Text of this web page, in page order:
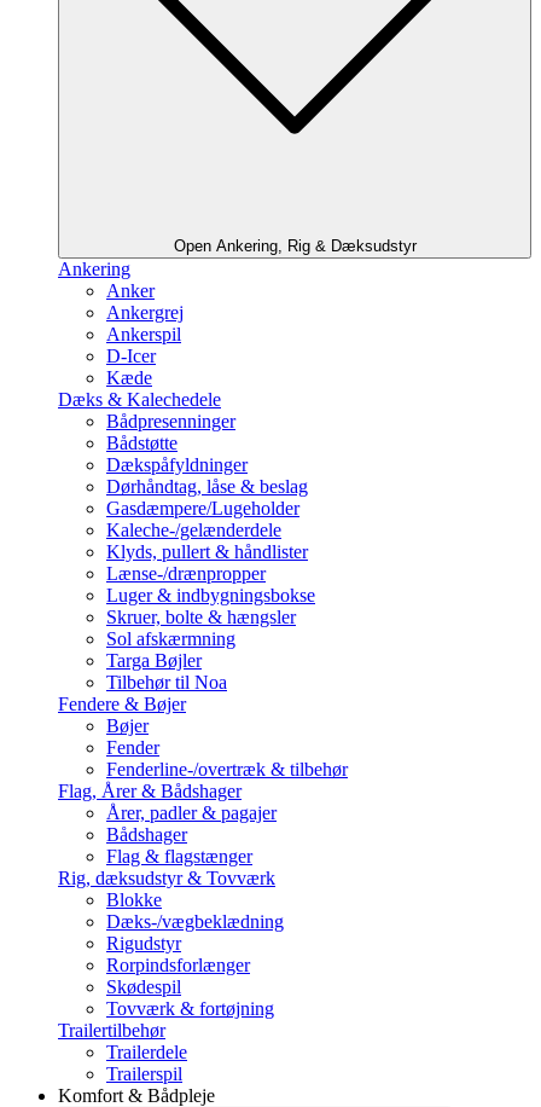
Open Ankering, Rig & Dæksudstyr
Ankering
Anker
Ankergrej
Ankerspil
D-Icer
Kæde
Dæks & Kalechedele
Bådpresenninger
Bådstøtte
Dækspåfyldninger
Dørhåndtag, låse & beslag
Gasdæmpere/Lugeholder
Kaleche-/gelænderdele
Klyds, pullert & håndlister
Lænse-/drænpropper
Luger & indbygningsbokse
Skruer, bolte & hængsler
Sol afskærmning
Targa Bøjler
Tilbehør til Noa
Fendere & Bøjer
Bøjer
Fender
Fenderline-/overtræk & tilbehør
Flag, Årer & Bådshager
Årer, padler & pagajer
Bådshager
Flag & flagstænger
Rig, dæksudstyr & Tovværk
Blokke
Dæks-/vægbeklædning
Rigudstyr
Rorpindsforlænger
Skødespil
Tovværk & fortøjning
Trailertilbehør
Trailerdele
Trailerspil
Komfort & Bådpleje